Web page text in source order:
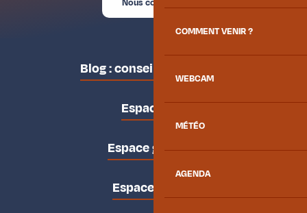
COMMENT VENIR ?
WEBCAM
MÉTÉO
AGENDA
Blog : conseils des locaux
Espace pro
Espace groupes
Espace presse